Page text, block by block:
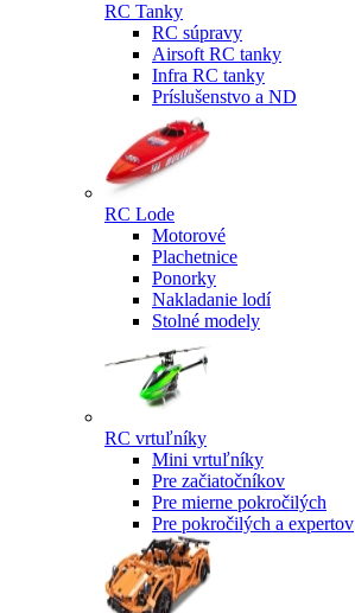
RC Tanky
RC súpravy
Airsoft RC tanky
Infra RC tanky
Príslušenstvo a ND
RC Lode
Motorové
Plachetnice
Ponorky
Nakladanie lodí
Stolné modely
RC vrtuľníky
Mini vrtuľníky
Pre začiatočníkov
Pre mierne pokročilých
Pre pokročilých a expertov